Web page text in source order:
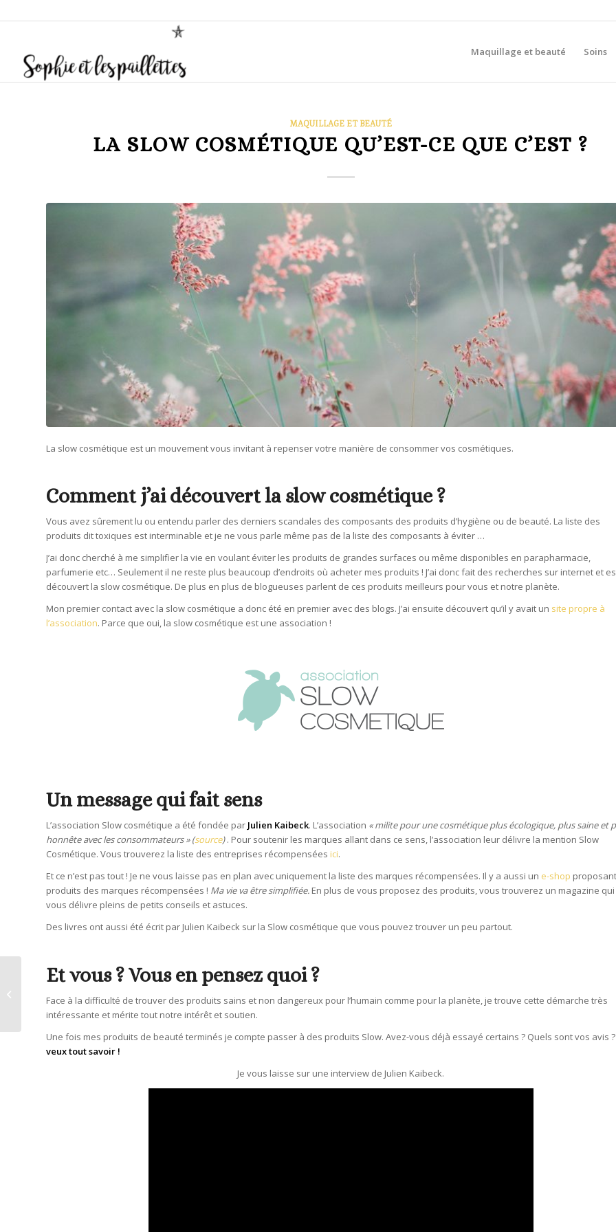
Maquillage et beauté Soins
MAQUILLAGE ET BEAUTÉ
LA SLOW COSMÉTIQUE QU’EST-CE QUE C’EST ?
La slow cosmétique est un mouvement vous invitant à repenser votre manière de consommer vos cosmétiques.
Comment j’ai découvert la slow cosmétique ?
Vous avez sûrement lu ou entendu parler des derniers scandales des composants des produits d’hygiène ou de beauté. La liste des
produits dit toxiques est interminable et je ne vous parle même pas de la liste des composants à éviter …
J’ai donc cherché à me simplifier la vie en voulant éviter les produits de grandes surfaces ou même disponibles en parapharmacie,
parfumerie etc… Seulement il ne reste plus beaucoup d’endroits où acheter mes produits ! J’ai donc fait des recherches sur internet et
découvert la slow cosmétique. De plus en plus de blogueuses parlent de ces produits meilleurs pour vous et notre planète.
Mon premier contact avec la slow cosmétique a donc été en premier avec des blogs. J’ai ensuite découvert qu’il y avait un site propre à
l’association. Parce que oui, la slow cosmétique est une association !
Un message qui fait sens
L’association Slow cosmétique a été fondée par Julien Kaibeck. L’association « milite pour une cosmétique plus écologique, plus saine et
honnête avec les consommateurs » (source). Pour soutenir les marques allant dans ce sens, l’association leur délivre la mention Slow
Cosmétique. Vous trouverez la liste des entreprises récompensées ici.
Et ce n’est pas tout ! Je ne vous laisse pas en plan avec uniquement la liste des marques récompensées. Il y a aussi un e-shop
produits des marques récompensées ! Ma vie va être simplifiée. En plus de vous proposez des produits, vous trouverez un magazine qui
vous délivre pleins de petits conseils et astuces.
Des livres ont aussi été écrit par Julien Kaibeck sur la Slow cosmétique que vous pouvez trouver un peu partout.
Et vous ? Vous en pensez quoi ?
Face à la difficulté de trouver des produits sains et non dangereux pour l’humain comme pour la planète, je trouve cette démarche très
intéressante et mérite tout notre intérêt et soutien.
Une fois mes produits de beauté terminés je compte passer à des produits Slow. Avez-vous déjà essayé certains ? Quels sont vos avis
veux tout savoir !
Je vous laisse sur une interview de Julien Kaibeck.
Aurait-on trouvé le
monde ?